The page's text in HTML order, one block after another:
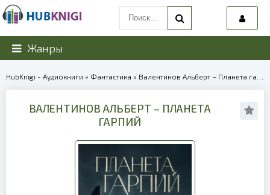
Жанры
HubKnigi - Аудиокниги » Фантастика » Валентинов Альберт – Планета гарпий | 40102
ВАЛЕНТИНОВ АЛЬБЕРТ – ПЛАНЕТА
ГАРПИЙ